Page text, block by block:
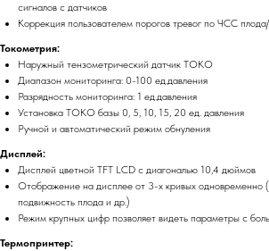
сигналов с датчиков
Коррекция пользователем порогов тревог по ЧСС
Токометрия:
Наружный тензометрический датчик ТОКО
Диапазон мониторинга: 0-100 ед.давления
Разрядность мониторинга: 1 ед.давления
Установка ТОКО базы 0, 5, 10, 15, 20 ед. давления
Ручной и автоматический режим обнуления
Дисплей:
Дисплей цветной TFT LCD с диагональю 10,4 дюймов
Отображение на дисплее от 3-х кривых одновременно
подвижность плода и др.)
Режим крупных цифр позволяет видеть параметры с
Термопринтер: